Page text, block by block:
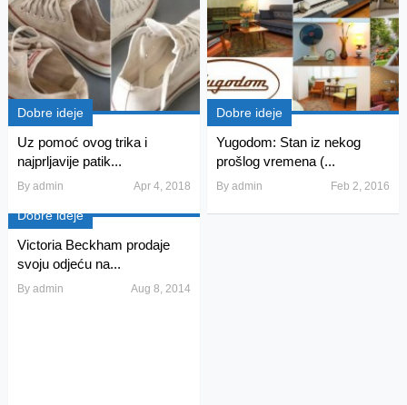
Dobre ideje
Uz pomoć ovog trika i
najprljavije patik...
By admin Apr 4, 2018
Dobre ideje
Yugodom: Stan iz nekog
prošlog vremena (...
Byadmin Feb 2, 2016
Dobre ideje
Victoria Beckham prodaje
svoju odjeću na...
By admin Aug 8, 2014